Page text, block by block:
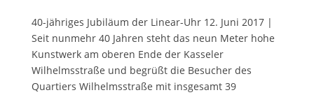
40-jähriges Jubiläum der Linear-Uhr 12. Juni 2017 |
Seit nunmehr 40 Jahren steht das neun Meter hohe
Kunstwerk am oberen Ende der Kasseler
Wilhelmsstraße und begrüßt die Besucher des
Quartiers Wilhelmsstraße mit insgesamt 39